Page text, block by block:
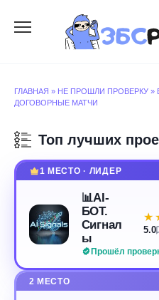
содержанию
ГЛАВНАЯ » НЕ ПРОШЛИ ПРОВЕРКУ »
ДОГОВОРНЫЕ МАТЧИ
Топ лучших
1 МЕСТО · ЛИДЕР
📊AI-
БОТ.
Сигнал
ы
Прошёл
5.0
2 МЕСТО